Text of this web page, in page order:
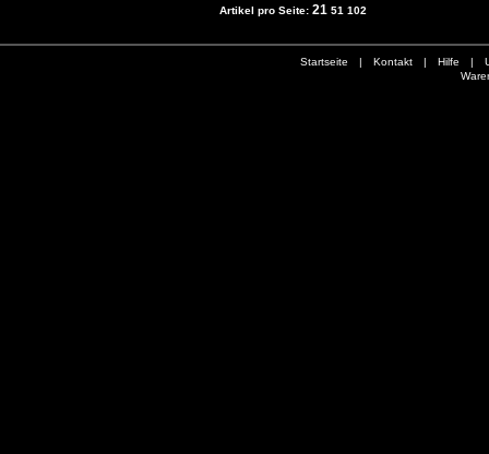
Artikel pro Seite: 21 51 102
Startseite | Kontakt | Hilfe |